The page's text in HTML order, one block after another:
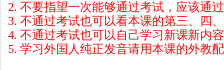
2. 不要指望一次能够通过考试，应该通
3. 不通过考试也可以看本课的第三、四
4. 不通过考试也可以自己学习新课新内
5. 学习外国人纯正发音请用本课的外教